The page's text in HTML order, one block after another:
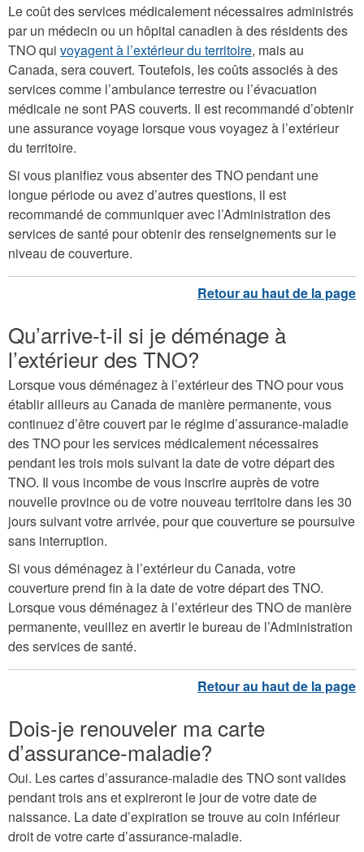
Le coût des services médicalement nécessaires administrés
par un médecin ou un hôpital canadien à des résidents des
TNO qui voyagent à l’extérieur du territoire, mais au
Canada, sera couvert. Toutefois, les coûts associés à des
services comme l’ambulance terrestre ou l’évacuation
médicale ne sont PAS couverts. Il est recommandé d’obtenir
une assurance voyage lorsque vous voyagez à l’extérieur
du territoire.
Si vous planifiez vous absenter des TNO pendant une
longue période ou avez d’autres questions, il est
recommandé de communiquer avec l’Administration des
services de santé pour obtenir des renseignements sur le
niveau de couverture.
Qu’arrive-t-il si je déménage à
l’extérieur des TNO?
Lorsque vous déménagez à l’extérieur des TNO pour vous
établir ailleurs au Canada de manière permanente, vous
continuez d’être couvert par le régime d’assurance-maladie
des TNO pour les services médicalement nécessaires
pendant les trois mois suivant la date de votre départ des
TNO. Il vous incombe de vous inscrire auprès de votre
nouvelle province ou de votre nouveau territoire dans les 30
jours suivant votre arrivée, pour que couverture se poursuive
sans interruption.
Si vous déménagez à l’extérieur du Canada, votre
couverture prend fin à la date de votre départ des TNO.
Lorsque vous déménagez à l’extérieur des TNO de manière
permanente, veuillez en avertir le bureau de l’Administration
des services de santé.
Dois-je renouveler ma carte
d’assurance-maladie?
Oui. Les cartes d’assurance-maladie des TNO sont valides
pendant trois ans et expireront le jour de votre date de
naissance. La date d’expiration se trouve au coin inférieur
droit de votre carte d’assurance-maladie.